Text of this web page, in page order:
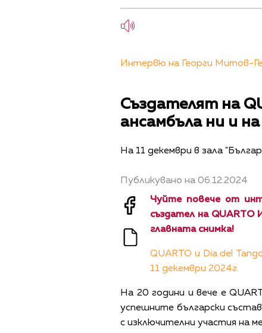
Интервю на Георги Митов-
Създателят на
ансамбъла ни и
На 11 декември в зала
Публикувано на 06.12.2024
Чуйте повече от
създател на QUARTO
главната снимка!
QUARTO и Dia del
11 декември 2024г.
На 20 години и вече е
успешните български
с изключителни участия на